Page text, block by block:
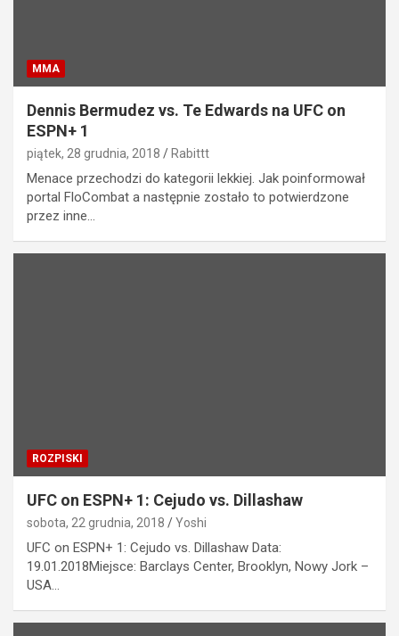
MMA
Dennis Bermudez vs. Te Edwards na UFC on
ESPN+ 1
piątek, 28 grudnia, 2018 Rabittt
Menace przechodzi do kategorii lekkiej. Jak poinformował
portal FloCombat a następnie zostało to potwierdzone
przez inne…
ROZPISKI
UFC on ESPN+ 1: Cejudo vs. Dillashaw
sobota, 22 grudnia, 2018 Yoshi
UFC on ESPN+ 1: Cejudo vs. Dillashaw Data:
19.01.2018Miejsce: Barclays Center, Brooklyn, Nowy Jork –
USA…